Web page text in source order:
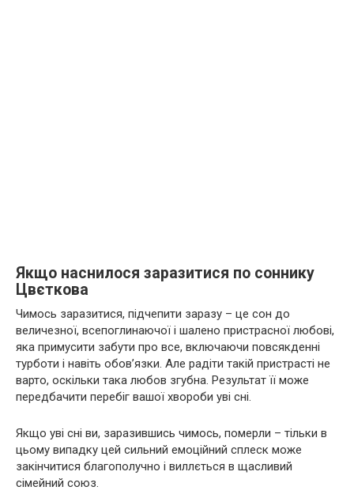
Якщо наснилося заразитися по соннику
Цвєткова
Чимось заразитися, підчепити заразу – це сон до
величезної, всепоглинаючої і шалено пристрасної любові,
яка примусити забути про все, включаючи повсякденні
турботи і навіть обов’язки. Але радіти такій пристрасті не
варто, оскільки така любов згубна. Результат її може
передбачити перебіг вашої хвороби уві сні.
Якщо уві сні ви, заразившись чимось, померли – тільки в
цьому випадку цей сильний емоційний сплеск може
закінчитися благополучно і виллється в щасливий
сімейний союз.